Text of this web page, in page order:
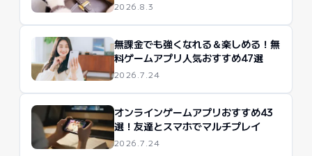
2026.8.3
無課金でも強くなれる＆楽しめる！無
料ゲームアプリ人気おすすめ47選
2026.7.24
オンラインゲームアプリおすすめ43
選！友達とスマホでマルチプレイ
2026.7.24